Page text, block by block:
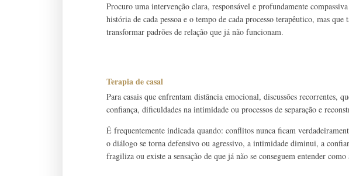
Procuro uma intervenção clara, responsável e profundamente
história de cada pessoa e o tempo de cada processo terapêutico, mas que
transformar padrões de relação que já não funcionam.
Terapia de casal
Para casais que enfrentam distância emocional, discussões recorrentes,
confiança, dificuldades na intimidade ou processos de separação e
É frequentemente indicada quando: conflitos nunca ficam
o diálogo se torna defensivo ou agressivo, a intimidade diminui, a
fragiliza ou existe a sensação de que já não se conseguem entender como